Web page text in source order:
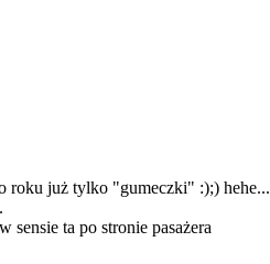
roku już tylko "gumeczki" :);) hehe...
sensie ta po stronie pasażera